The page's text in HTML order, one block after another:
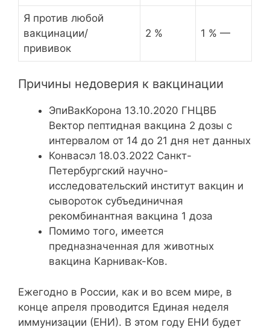
Я против любой
вакцинации/
прививок
2 % 1 % —
Причины недоверия к вакцинации
ЭпиВакКорона 13.10.2020 ГНЦВБ
Вектор пептидная вакцина 2 дозы с
интервалом от 14 до 21 дня нет данных
Конвасэл 18.03.2022 Санкт-
Петербургский научно-
исследовательский институт вакцин и
сывороток субъединичная
рекомбинантная вакцина 1 доза
Помимо того, имеется
предназначенная для животных
вакцина Карнивак-Ков.
Ежегодно в России, как и во всем мире, в
конце апреля проводится Единая неделя
иммунизации (ЕНИ). В этом году ЕНИ будет